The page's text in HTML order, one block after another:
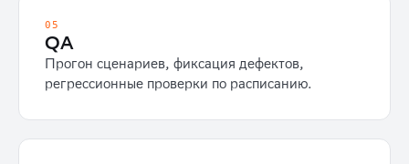
05
QA
Прогон сценариев, фиксация дефектов,
регрессионные проверки по расписанию.